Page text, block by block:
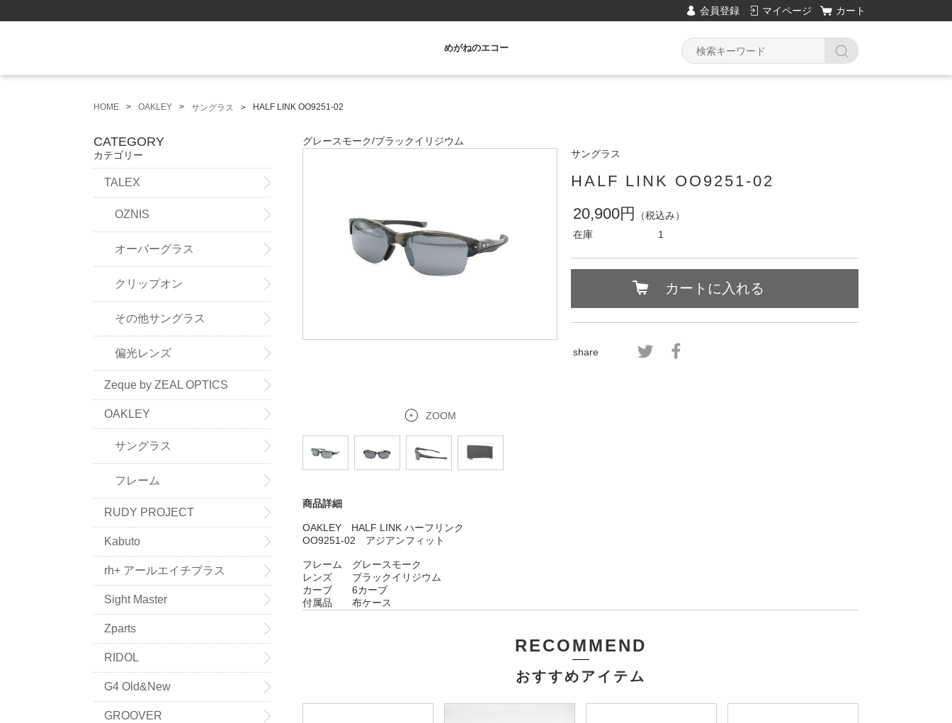
会員登録 マイページ カート
めがねのエコー
HOME OAKLEY サングラス HALF LINK OO9251-02
グレースモーク/ブラックイリジウム
ZOOM
サングラス
HALF LINK OO9251-02
20,900円
（税込み）
在庫
1
カートに入れる
share
商品詳細
OAKLEY HALF LINK ハーフリンク
OO9251-02 アジアンフィット
フレーム グレースモーク
レンズ ブラックイリジウム
カーブ 6カーブ
付属品 布ケース
RECOMMEND
おすすめアイテム
CATEGORY
カテゴリー
TALEX
OZNIS
オーバーグラス
クリップオン
その他サングラス
偏光レンズ
Zeque by ZEAL OPTICS
OAKLEY
サングラス
フレーム
RUDY PROJECT
Kabuto
rh+ アールエイチプラス
Sight Master
Zparts
RIDOL
G4 Old&New
GROOVER